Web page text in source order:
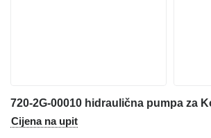
Cijena na upit